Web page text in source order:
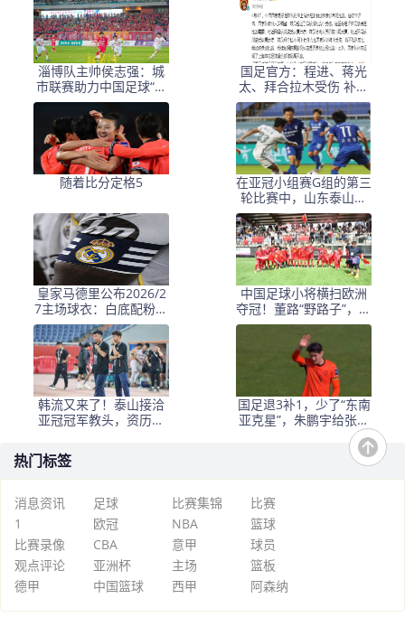
淄博队主帅侯志强：城
市联赛助力中国足球“基
础建设”｜专访
国足官方：程进、蒋光
太、拜合拉木受伤 补招
高天意
随着比分定格5
在亚冠小组赛G组的第三
轮比赛中，山东泰山客
场挑战韩国球队仁
皇家马德里公布2026/2
7主场球衣：白底配粉与
深绿，桑巴·科纳特与邓
弗里斯转会传闻添热点
中国足球小将横扫欧洲
夺冠！董路“野路子”，撕
开了谁的遮羞布？
韩流又来了！泰山接洽
亚冠冠军教头，资历与
国足退3补1，少了“东南
亚克星”，朱鹏宇给张玉
宁当替补 防线不稳
热门标签
消息资讯 足球 比赛集锦
比赛
1
欧冠 NBA
篮球
比赛录像
CBA 意甲
球员
观点评论
亚洲杯 主场
篮板
德甲
中国篮球 西甲 阿森纳